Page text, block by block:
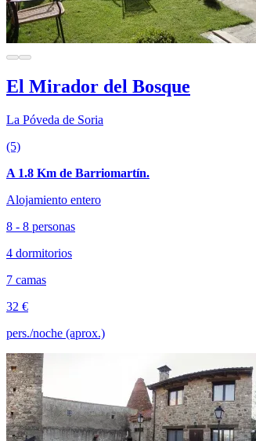
El Mirador del Bosque
La Póveda de Soria
(5)
A 1.8 Km de Barriomartín.
Alojamiento entero
8 - 8 personas
4 dormitorios
7 camas
32 €
pers./noche (aprox.)